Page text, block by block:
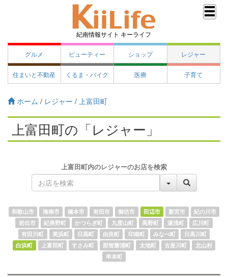
紀南情報サイト キーライフ
グルメ ビューティー ショップ レジャー
住まいと不動産 くるま・バイク 医療 子育て
ホーム / レジャー / 上富田町
上富田町の「レジャー」
上富田町内のレジャーのお店を検索
和歌山市 海南市 橋本市 有田市 御坊市 田辺市 新宮市
紀の川市
岩出市
紀美野町 かつらぎ町 九度山町 高野町 湯浅町
広川町
有田川町
美浜町 日高町 由良町 印南町 みなべ町
日高川町
白浜町
上富田町 すさみ町 那智勝浦町 太地町 古座川町
北山村
串本町